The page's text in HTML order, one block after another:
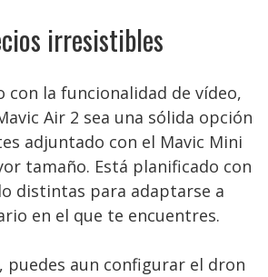
irresistibles
con la funcionalidad de vídeo,
Air 2 sea una sólida opción
adjuntado con el Mavic Mini
tamaño. Está planificado con
distintas para adaptarse a
en el que te encuentres.
puedes aun configurar el dron